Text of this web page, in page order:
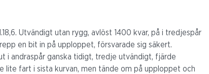
Utvändigt utan rygg, avlöst 1400 kvar, på i tredjespår
en bit in på upploppet, försvarade sig säkert.
i andraspår ganska tidigt, tredje utvändigt, fjärde
lite fart i sista kurvan, men tände om på upploppet och